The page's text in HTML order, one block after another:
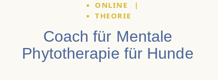
ONLINE
|
THEORIE
Coach für Mentale
Phytotherapie für Hunde